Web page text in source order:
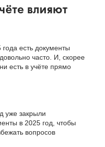
влияют
есть документы
часто. И, скорее
есть в учёте прямо
уже закрыли
в 2025 год, чтобы
вопросов